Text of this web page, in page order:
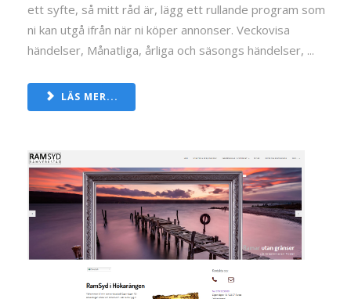
ett syfte, så mitt råd är, lägg ett rullande program som
ni kan utgå ifrån när ni köper annonser. Veckovisa
händelser, Månatliga, årliga och säsongs händelser, ...
LÄS MER...